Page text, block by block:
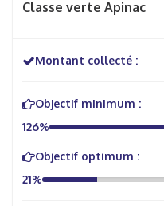
Classe verte Apinac
Montant collecté :
Objectif minimum :
126%
Objectif optimum :
21%